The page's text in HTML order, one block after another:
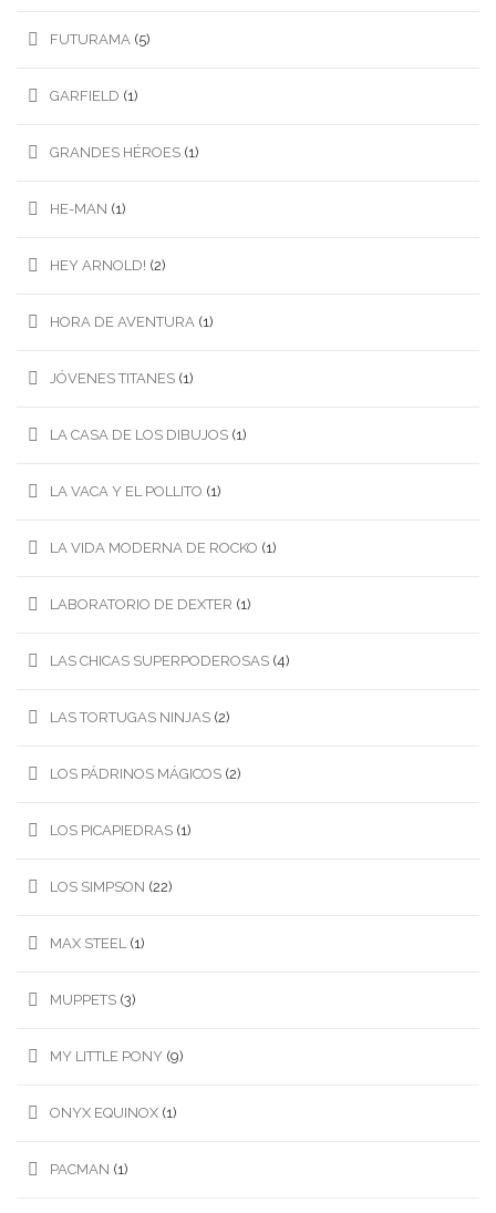
FUTURAMA (5)
GARFIELD (1)
GRANDES HÉROES (1)
HE-MAN (1)
HEY ARNOLD! (2)
HORA DE AVENTURA (1)
JÓVENES TITANES (1)
LA CASA DE LOS DIBUJOS (1)
LA VACA Y EL POLLITO (1)
LA VIDA MODERNA DE ROCKO (1)
LABORATORIO DE DEXTER (1)
LAS CHICAS SUPERPODEROSAS (4)
LAS TORTUGAS NINJAS (2)
LOS PÁDRINOS MÁGICOS (2)
LOS PICAPIEDRAS (1)
LOS SIMPSON (22)
MAX STEEL (1)
MUPPETS (3)
MY LITTLE PONY (9)
ONYX EQUINOX (1)
PACMAN (1)